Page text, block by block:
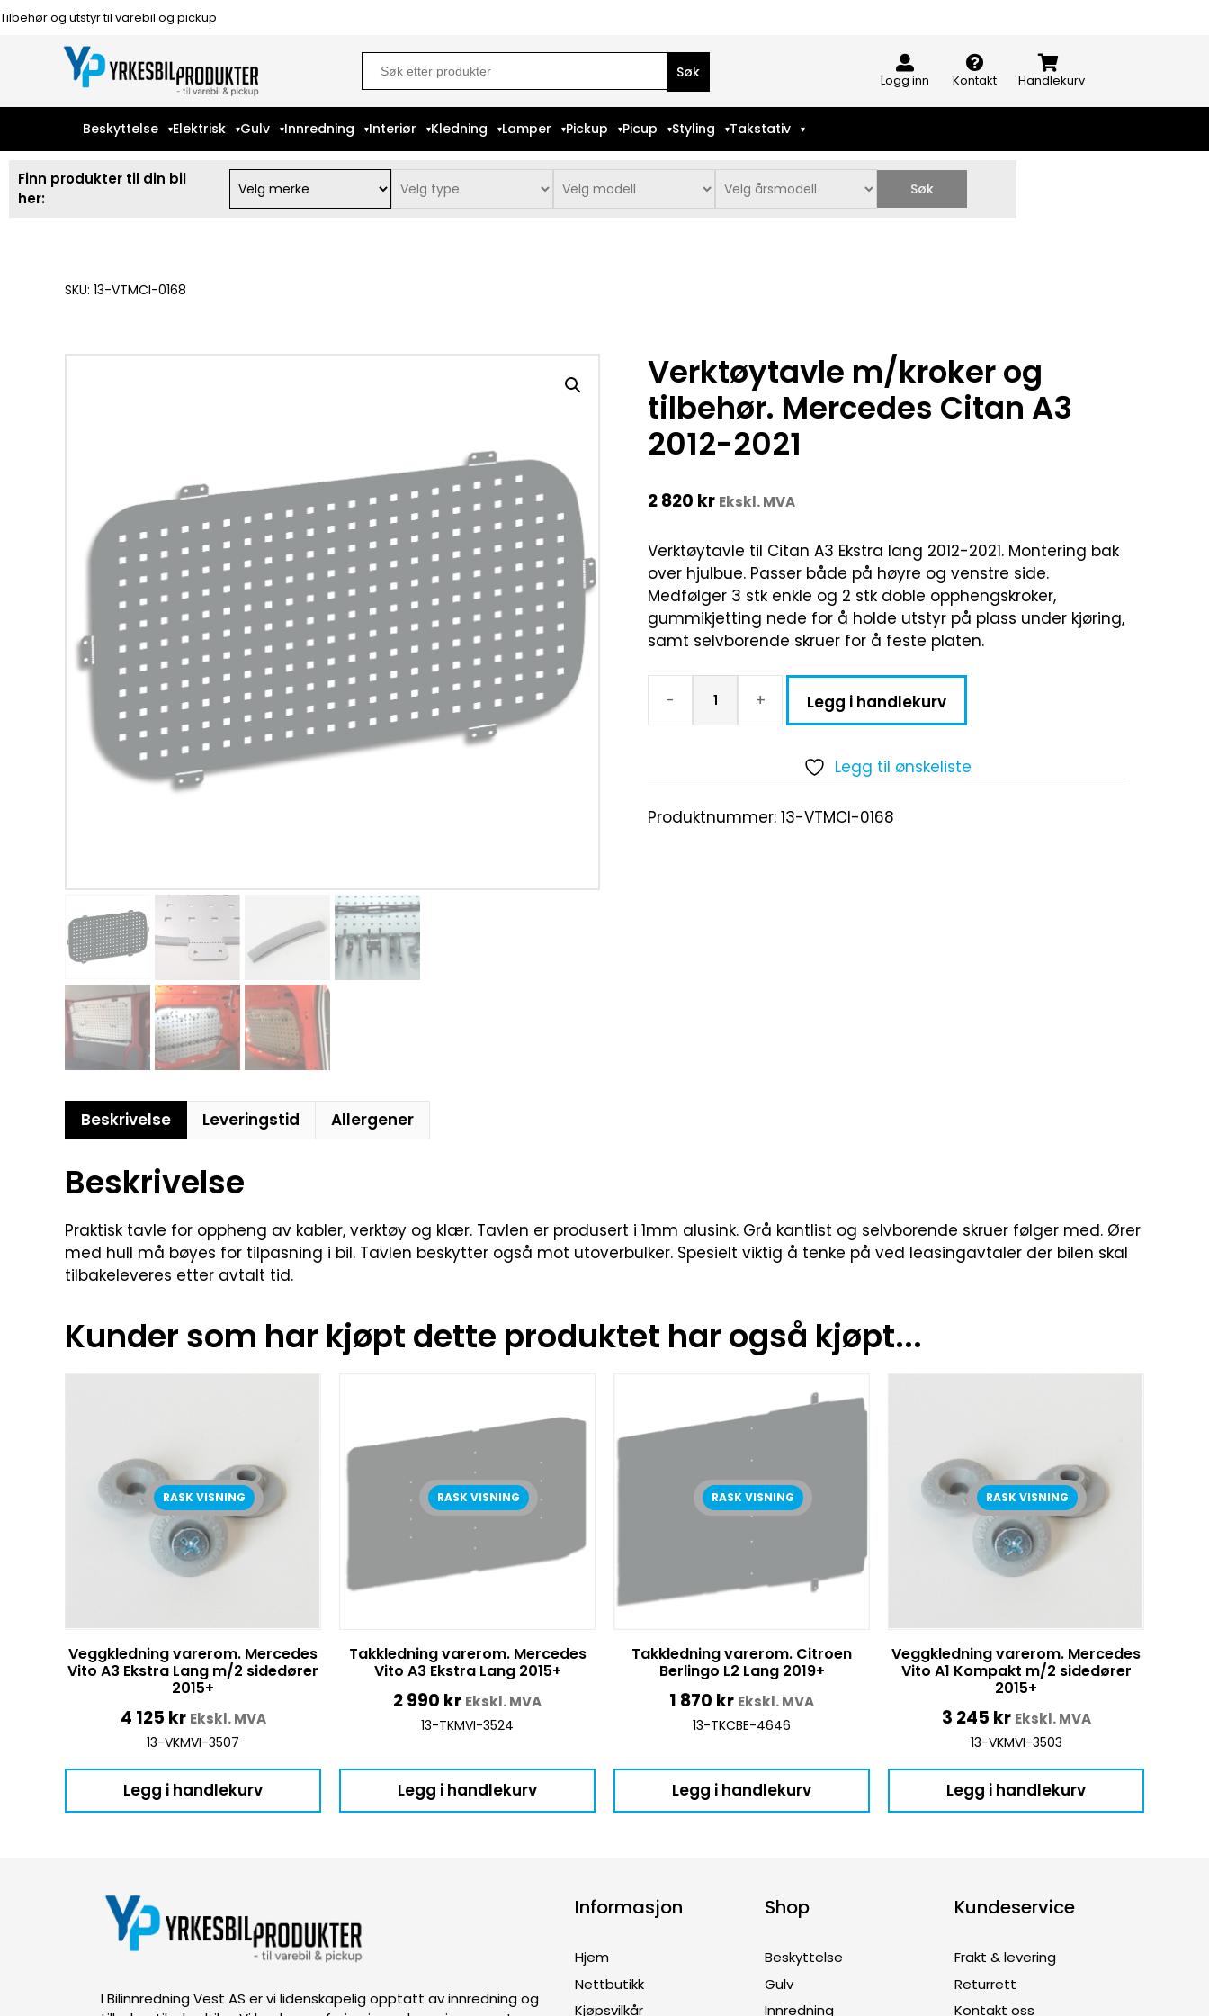
Tilbehør og utstyr til varebil og pickup
Search
for: Logg inn Kontakt Handlekurv
Beskyttelse Elektrisk Gulv Innredning Interiør Kledning Lamper Pickup Picup Styling Takstativ
Finn produkter til din bil
her:
Søk
SKU: 13-VTMCI-0168
Verktøytavle m/kroker og
tilbehør. Mercedes Citan A3
2012-2021
2 820 kr Ekskl. MVA
Verktøytavle til Citan A3 Ekstra lang 2012-2021. Montering bak
over hjulbue. Passer både på høyre og venstre side.
Medfølger 3 stk enkle og 2 stk doble opphengskroker,
gummikjetting nede for å holde utstyr på plass under kjøring,
samt selvborende skruer for å feste platen.
- + Legg i handlekurv
Legg til ønskeliste
Produktnummer: 13-VTMCI-0168
Beskrivelse Leveringstid Allergener
Beskrivelse
Praktisk tavle for oppheng av kabler, verktøy og klær. Tavlen er produsert i 1mm alusink. Grå kantlist og selvborende skruer følger med. Ører
med hull må bøyes for tilpasning i bil. Tavlen beskytter også mot utoverbulker. Spesielt viktig å tenke på ved leasingavtaler der bilen skal
tilbakeleveres etter avtalt tid.
Kunder som har kjøpt dette produktet har også kjøpt...
RASK VISNING
Veggkledning varerom. Mercedes
Vito A3 Ekstra Lang m/2 sidedører
2015+
4 125 kr Ekskl. MVA
13-VKMVI-3507
Legg i handlekurv
RASK VISNING
Takkledning varerom. Mercedes
Vito A3 Ekstra Lang 2015+
2 990 kr Ekskl. MVA
13-TKMVI-3524
Legg i handlekurv
RASK VISNING
Takkledning varerom. Citroen
Berlingo L2 Lang 2019+
1 870 kr Ekskl. MVA
13-TKCBE-4646
Legg i handlekurv
RASK VISNING
Veggkledning varerom. Mercedes
Vito A1 Kompakt m/2 sidedører
2015+
3 245 kr Ekskl. MVA
13-VKMVI-3503
Legg i handlekurv
I Bilinnredning Vest AS er vi lidenskapelig opptatt av innredning og
Informasjon
Hjem
Nettbutikk
Kjøpsvilkår
Shop
Beskyttelse
Gulv
Innredning
Kundeservice
Frakt & levering
Returrett
Kontakt oss